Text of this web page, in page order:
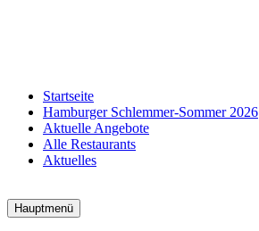
Startseite
Hamburger Schlemmer-Sommer 2026
Aktuelle Angebote
Alle Restaurants
Aktuelles
Hauptmenü